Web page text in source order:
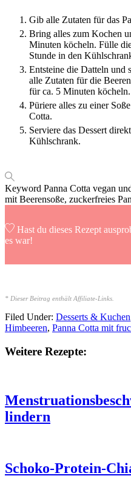
Gib alle Zutaten für das
Bring alles zum Kochen
Minuten köcheln. Fülle
Stunde in den
Entsteine die Datteln und
alle Zutaten für die
für ca. 5 Minuten köcheln.
Püriere alles zu einer
Cotta.
Serviere das Dessert
Kühlschrank.
Keyword Panna Cotta vegan
mit Beerensoße, zuckerfreies
Hast du dieses Rezept
es war!
* Dieser Beitrag enthält Affiliate-Links.
Filed Under: Desserts & Kuchen
Himbeeren, Panna Cotta mit
Weitere Rezepte:
lindern
Schoko-Protein-